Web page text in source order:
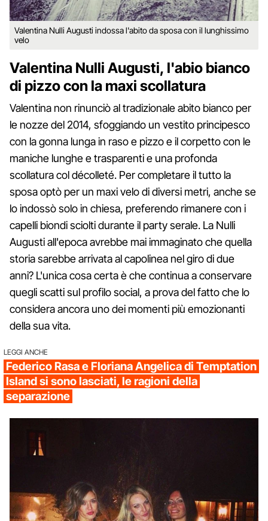
Valentina Nulli Augusti indossa l'abito da sposa con il lunghissimo
velo
Valentina Nulli Augusti, l'abio bianco
di pizzo con la maxi scollatura
Valentina non rinunciò al tradizionale abito bianco per
le nozze del 2014, sfoggiando un vestito principesco
con la gonna lunga in raso e pizzo e il corpetto con le
maniche lunghe e trasparenti e una profonda
scollatura col décolleté. Per completare il tutto la
sposa optò per un maxi velo di diversi metri, anche se
lo indossò solo in chiesa, preferendo rimanere con i
capelli biondi sciolti durante il party serale. La Nulli
Augusti all'epoca avrebbe mai immaginato che quella
storia sarebbe arrivata al capolinea nel giro di due
anni? L'unica cosa certa è che continua a conservare
quegli scatti sul profilo social, a prova del fatto che lo
considera ancora uno dei momenti più emozionanti
della sua vita.
LEGGI ANCHE
Federico Rasa e Floriana Angelica di Temptation
Island si sono lasciati, le ragioni della
separazione